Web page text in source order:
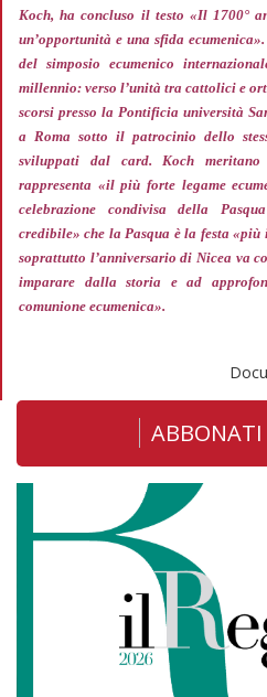
Koch, ha concluso il testo «Il 1700°
un’opportunità e una sfida
del simposio ecumenico
millennio: verso l’unità tra cattolici e
scorsi presso la Pontificia università
a Roma sotto il patrocinio dello
sviluppati dal card. Koch
rappresenta «il più forte legame
celebrazione condivisa della
credibile»che la Pasqua è la festa«più
soprattutto l’anniversario di Nicea va
imparare dalla storia e ad
comunione ecumenica».